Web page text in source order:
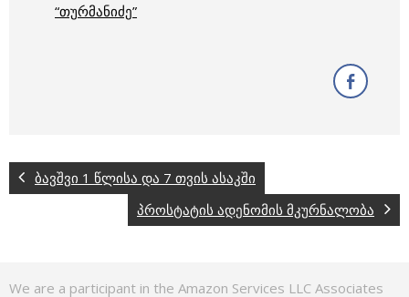
“თურმანიძე”
ბავშვი 1 წლისა და 7 თვის ასაკში
პროსტატის ადენომის მკურნალობა
We are a participant in the Amazon Services LLC Associates